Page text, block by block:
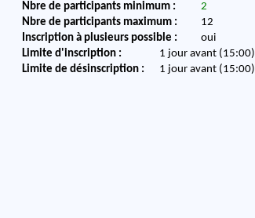
Nbre de participants minimum :
2
Nbre de participants maximum :
12
Inscription à plusieurs possible :
oui
Limite d'inscription :
1 jour avant (15:00)
Limite de désinscription :
1 jour avant (15:00)